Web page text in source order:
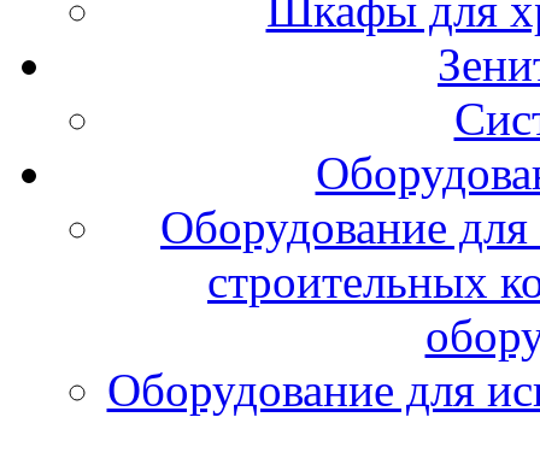
Оборудование
строительных
Оборудование для